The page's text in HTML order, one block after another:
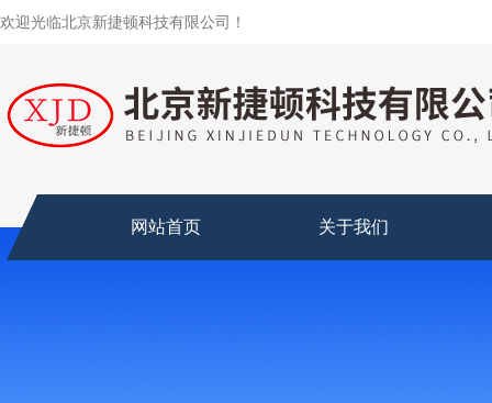
欢迎光临北京新捷顿科技有限公司！
网站首页 关于我们